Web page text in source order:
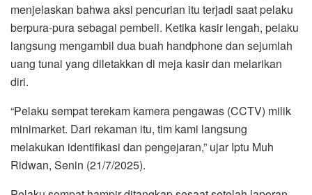
menjelaskan bahwa aksi pencurian itu terjadi saat pelaku
berpura-pura sebagai pembeli. Ketika kasir lengah, pelaku
langsung mengambil dua buah handphone dan sejumlah
uang tunai yang diletakkan di meja kasir dan melarikan
diri.
“Pelaku sempat terekam kamera pengawas (CCTV) milik
minimarket. Dari rekaman itu, tim kami langsung
melakukan identifikasi dan pengejaran,” ujar Iptu Muh
Ridwan, Senin (21/7/2025).